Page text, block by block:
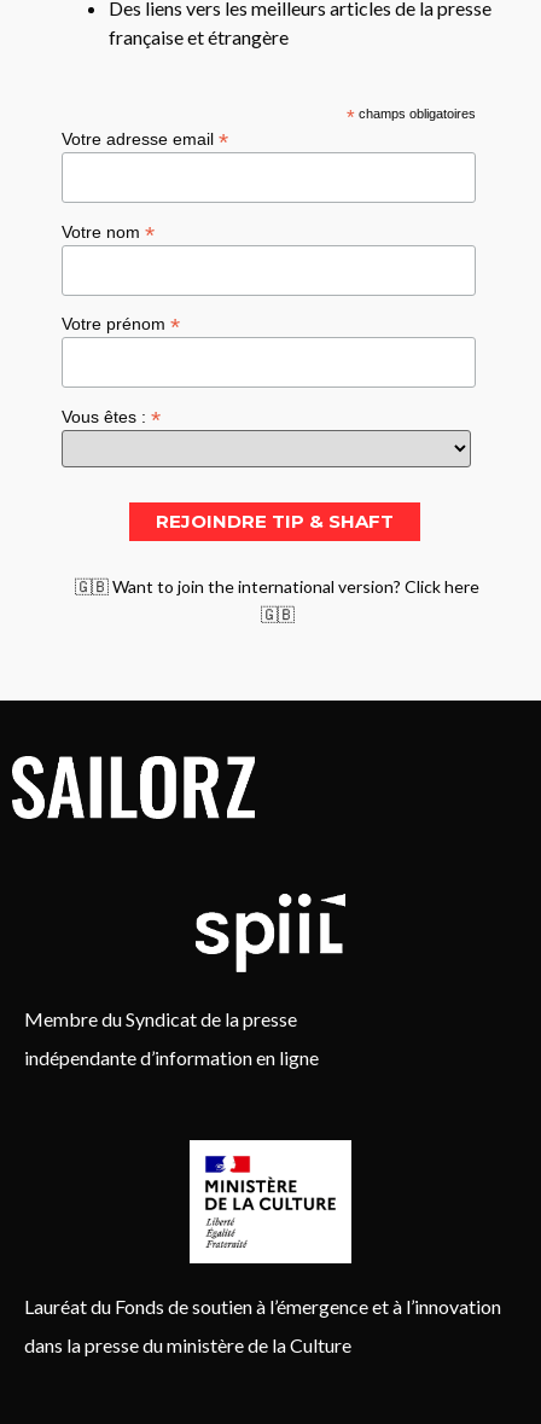
Des liens vers les meilleurs articles de la presse
française et étrangère
*champs obligatoires
Votre adresse email*
Votre nom*
Votre prénom*
Vous êtes :*
🇬🇧 Want to join the international version? Click here
🇬🇧
Membre du Syndicat de la presse
indépendante d’information en ligne
Lauréat du Fonds de soutien à l’émergence et à l’innovation
dans la presse du ministère de la Culture